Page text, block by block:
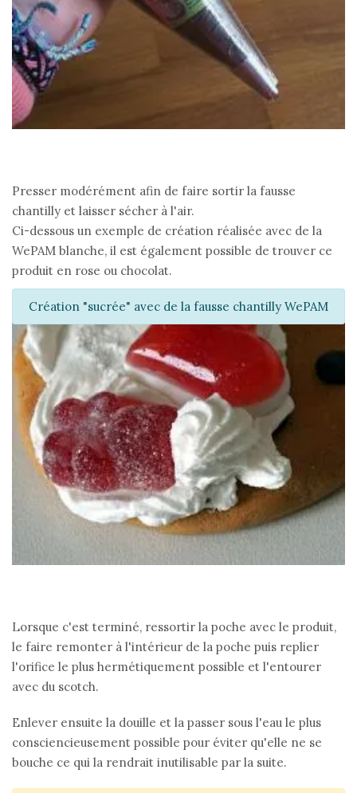
Presser modérément afin de faire sortir la fausse
chantilly et laisser sécher à l'air.
Ci-dessous un exemple de création réalisée avec de la
WePAM blanche, il est également possible de trouver ce
produit en rose ou chocolat.
Création "sucrée" avec de la fausse chantilly WePAM
Lorsque c'est terminé, ressortir la poche avec le produit,
le faire remonter à l'intérieur de la poche puis replier
l'orifice le plus hermétiquement possible et l'entourer
avec du scotch.
Enlever ensuite la douille et la passer sous l'eau le plus
consciencieusement possible pour éviter qu'elle ne se
bouche ce qui la rendrait inutilisable par la suite.